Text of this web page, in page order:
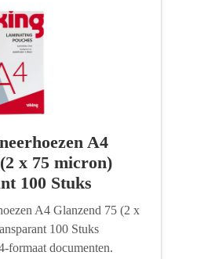
A4
x 75 micron)
100 Stuks
A4 Glanzend 75 (2 x
100 Stuks
formaat documenten.